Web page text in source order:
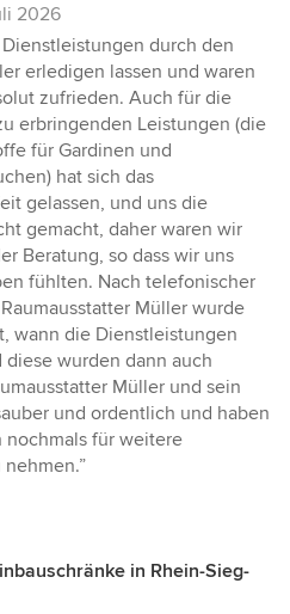
2026
durch den
erledigen lassen und waren
zufrieden. Auch für die
erbringenden Leistungen (die
für Gardinen und
hat sich das
gelassen, und uns die
gemacht, daher waren wir
Beratung, so dass wir uns
fühlten. Nach telefonischer
Müller wurde
wann die Dienstleistungen
wurden dann auch
Müller und sein
und ordentlich und haben
für weitere
in Rhein-Sieg-